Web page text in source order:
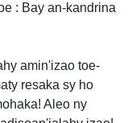
: Bay an-kandrina
amin'izao toe-
resaka sy ho
Aleo ny